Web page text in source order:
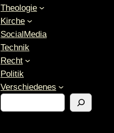
Theologie
Kirche
SocialMedia
Technik
Recht
Politik
Verschiedenes
S
u